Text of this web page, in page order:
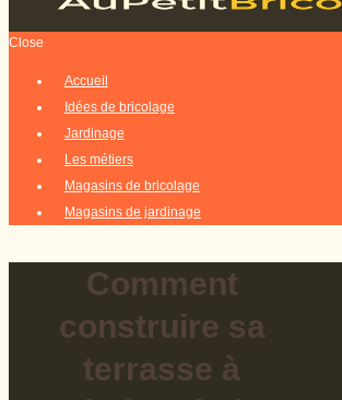
Close
Accueil
Idées de bricolage
Jardinage
Les métiers
Magasins de bricolage
Magasins de jardinage
Comment
construire sa
terrasse à